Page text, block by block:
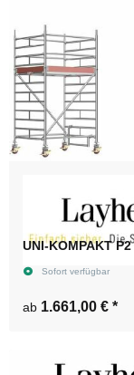
Sofort verfügbar
ab 1.661,00 € *